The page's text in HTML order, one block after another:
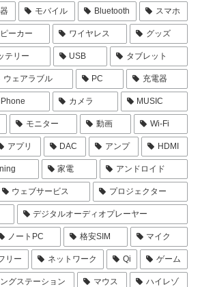
モバイル Bluetooth スマホ
ーカー ワイヤレス グッズ
テリー USB タブレット
ウェアラブル PC 充電器
カメラ MUSIC
モニター 動画 Wi-Fi
アプリ DAC アンプ HDMI
家電 アンドロイド
ウェブサービス プロジェクター
デジタルオーディオプレーヤー
ノートPC 格安SIM マイク
リー ネットワーク Qi ゲーム
グステーション マウス ハイレゾ